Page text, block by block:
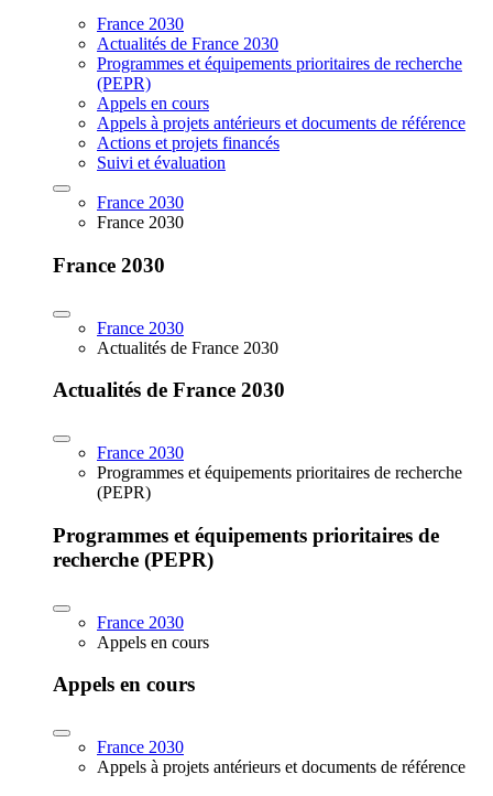
France 2030
Actualités de France 2030
Programmes et équipements prioritaires de recherche
(PEPR)
Appels en cours
Appels à projets antérieurs et documents de référence
Actions et projets financés
Suivi et évaluation
France 2030
France 2030
France 2030
France 2030
Actualités de France 2030
Actualités de France 2030
France 2030
Programmes et équipements prioritaires de recherche
(PEPR)
Programmes et équipements prioritaires de
recherche (PEPR)
France 2030
Appels en cours
Appels en cours
France 2030
Appels à projets antérieurs et documents de référence